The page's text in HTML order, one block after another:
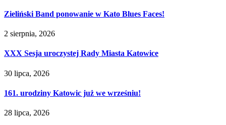
Zieliński Band ponowanie w Kato Blues Faces!
2 sierpnia, 2026
XXX Sesja uroczystej Rady Miasta Katowice
30 lipca, 2026
161. urodziny Katowic już we wrześniu!
28 lipca, 2026